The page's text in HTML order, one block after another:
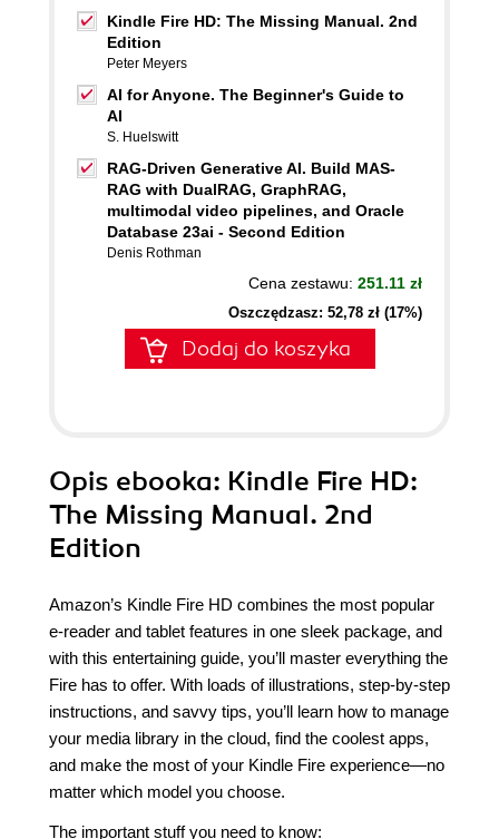
Kindle Fire HD: The Missing Manual. 2nd
Edition
Peter Meyers
AI for Anyone. The Beginner's Guide to
AI
S. Huelswitt
RAG-Driven Generative AI. Build MAS-
RAG with DualRAG, GraphRAG,
multimodal video pipelines, and Oracle
Database 23ai - Second Edition
Denis Rothman
Cena zestawu: 251.11 zł
Oszczędzasz: 52,78 zł (17%)
Dodaj do koszyka
Opis ebooka: Kindle Fire HD:
The Missing Manual. 2nd
Edition
Amazon’s Kindle Fire HD combines the most popular
e-reader and tablet features in one sleek package, and
with this entertaining guide, you’ll master everything the
Fire has to offer. With loads of illustrations, step-by-step
instructions, and savvy tips, you’ll learn how to manage
your media library in the cloud, find the coolest apps,
and make the most of your Kindle Fire experience—no
matter which model you choose.
The important stuff you need to know: